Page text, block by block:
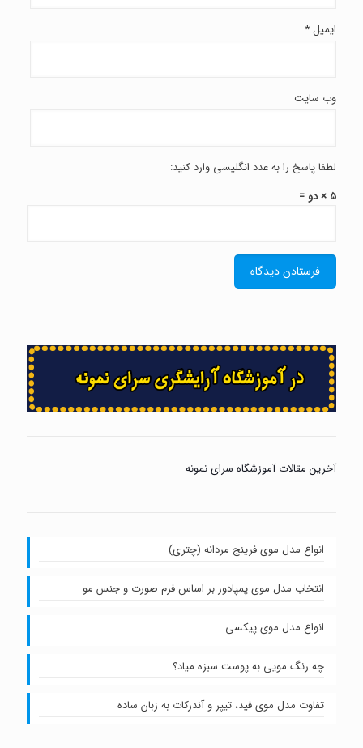
ایمیل *
وب‌ سایت
لطفا پاسخ را به عدد انگلیسی وارد کنید:
5 × دو =
آخرین مقالات آموزشگاه سرای نمونه
انواع مدل موی فرینج مردانه (چتری)
انتخاب مدل موی پمپادور بر اساس فرم صورت و جنس مو
انواع مدل موی پیکسی
چه رنگ مویی به پوست سبزه میاد؟
تفاوت مدل موی فید، تیپر و آندرکات به زبان ساده